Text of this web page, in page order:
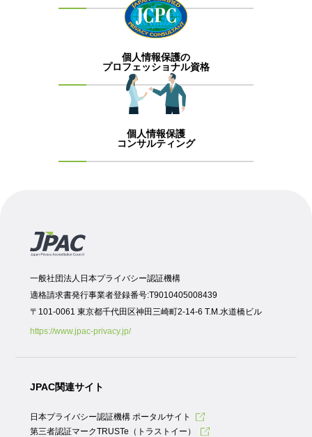
個人情報保護の
プロフェッショナル資格
個人情報保護
コンサルティング
一般社団法人日本プライバシー認証機構
適格請求書発行事業者登録番号:T9010405008439
〒101-0061 東京都千代田区神田三崎町2-14-6 T.M.水道橋ビル
https://www.jpac-privacy.jp/
JPAC関連サイト
日本プライバシー認証機構 ポータルサイト
第三者認証マークTRUSTe（トラストイー）